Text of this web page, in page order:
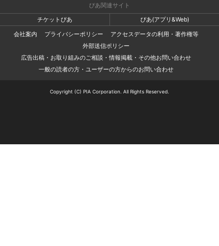
ぴあ関連サイト
チケットぴあ
ぴあ(アプリ&Web)
会社案内
プライバシーポリシー
アクセスデータの利用・著作権等
外部送信ポリシー
広告出稿・お取り組みのご相談・情報掲載・その他お問い合わせ
一般の読者の方・ユーザーの方からのお問い合わせ
Copyright (C) PIA Corporation. All Rights Reserved.